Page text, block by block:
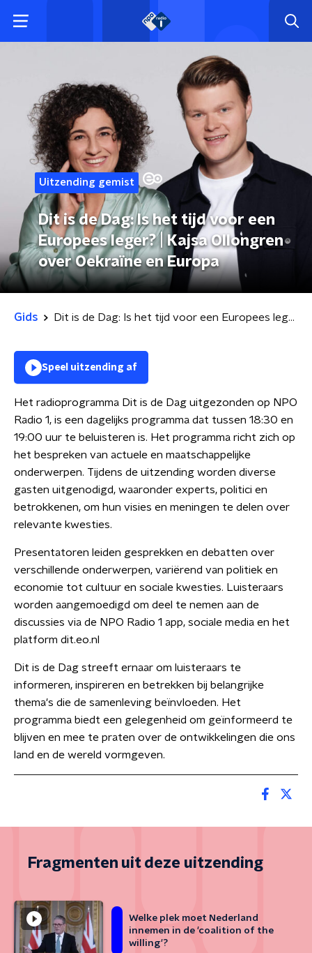
Uitzending gemist
Dit is de Dag: Is het tijd voor een
Europees leger? | Kajsa Ollongren
over Oekraïne en Europa
Gids Dit is de Dag: Is het tijd voor een Europees leger? | Kajsa Ollongren over Oekraïne en Europa
Speel uitzending af
Het radioprogramma Dit is de Dag uitgezonden op NPO
Radio 1, is een dagelijks programma dat tussen 18:30 en
19:00 uur te beluisteren is. Het programma richt zich op
het bespreken van actuele en maatschappelijke
onderwerpen. Tijdens de uitzending worden diverse
gasten uitgenodigd, waaronder experts, politici en
betrokkenen, om hun visies en meningen te delen over
relevante kwesties.
Presentatoren leiden gesprekken en debatten over
verschillende onderwerpen, variërend van politiek en
economie tot cultuur en sociale kwesties. Luisteraars
worden aangemoedigd om deel te nemen aan de
discussies via de NPO Radio 1 app, sociale media en het
platform dit.eo.nl
Dit is de Dag streeft ernaar om luisteraars te
informeren, inspireren en betrekken bij belangrijke
thema's die de samenleving beïnvloeden. Het
programma biedt een gelegenheid om geïnformeerd te
blijven en mee te praten over de ontwikkelingen die ons
land en de wereld vormgeven.
Fragmenten uit deze uitzending
Welke plek moet Nederland
innemen in de 'coalition of the
willing'?